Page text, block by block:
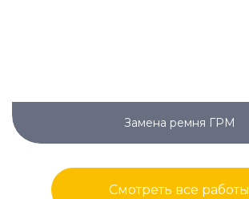
Замена ремня ГРМ
Смотреть все работы